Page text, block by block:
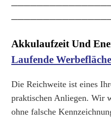
Akkulaufzeit Und
Laufende
Die Reichweite ist eines
praktischen Anliegen. Wir
ohne falsche